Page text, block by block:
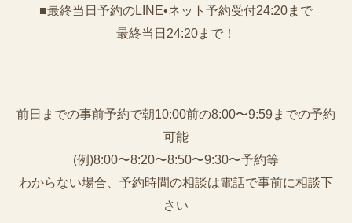
■最終当日予約のLINE•ネット予約受付24:20まで
最終当日24:20まで！
前日までの事前予約で朝10:00前の8:00〜9:59までの予約
可能
(例)8:00〜8:20〜8:50〜9:30〜予約等
わからない場合、予約時間の相談は電話で事前に相談下
さい